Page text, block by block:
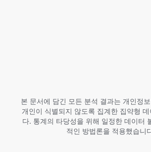
본 문서에 담긴 모든 분석 결과는 개인정
개인이 식별되지 않도록 집계한 집약형
다. 통계의 타당성을 위해 일정한 데이터
적인 방법론을 적용했습니